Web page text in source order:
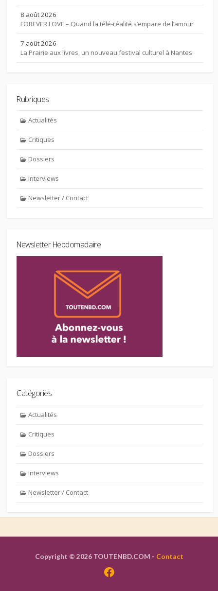
8 août 2026
FOREVER LOVE – Quand la télé-réalité s’empare de l’amour
7 août 2026
La Prairie aux livres, un nouveau festival culturel à Nantes
Rubriques
Actualités
Critiques
Dossiers
Interviews
Newsletter / Contact
Newsletter Hebdomadaire
Catégories
Actualités
Critiques
Dossiers
Interviews
Newsletter / Contact
Copyright © 2026 TOUTENBD.COM - Contact
Facebook